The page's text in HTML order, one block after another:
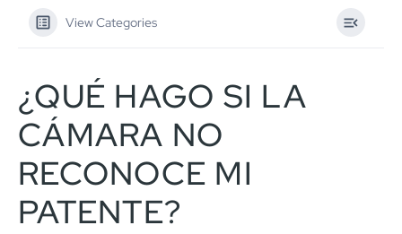
View Categories
¿QUÉ HAGO SI LA
CÁMARA NO
RECONOCE MI
PATENTE?